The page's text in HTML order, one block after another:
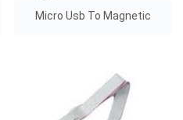
Micro Usb To Magnetic